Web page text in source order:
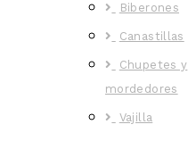
Biberones
Canastillas
Chupetes y
mordedores
Vajilla